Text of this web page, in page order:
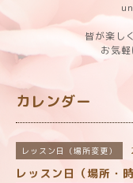
皆が楽し
お気
カレンダー
レッスン日（場所変更）
レッスン日（場所・